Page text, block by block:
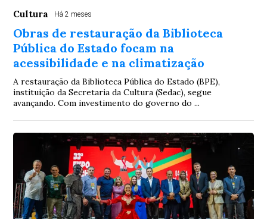
Cultura Há 2 meses
Obras de restauração da Biblioteca
Pública do Estado focam na
acessibilidade e na climatização
A restauração da Biblioteca Pública do Estado (BPE),
instituição da Secretaria da Cultura (Sedac), segue
avançando. Com investimento do governo do ...